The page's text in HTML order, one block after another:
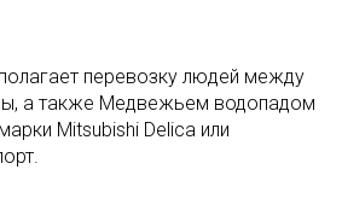
перевозку людей между
а также Медвежьем водопадом
Mitsubishi Delica или